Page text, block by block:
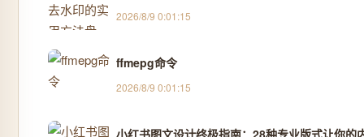
2026/8/9 0:01:15
ffmepg命令
2026/8/9 0:01:15
小红书图文设计终极指南：28种专业版式让你的